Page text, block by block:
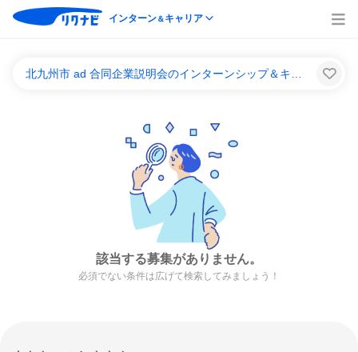
インターン＆キャリア
該当する募集がありません。
必須でない条件は広げて検索してみましょう！